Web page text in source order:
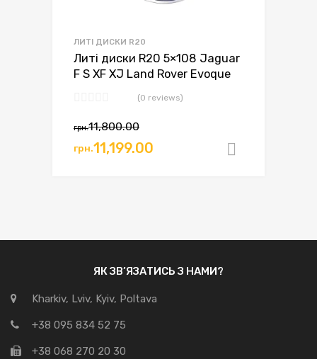
ЛИТІ ДИСКИ R20
Литі диски R20 5×108 Jaguar
F S XF XJ Land Rover Evoque
(0 reviews)
грн.11,800.00
грн.11,199.00
ЯК ЗВ’ЯЗАТИСЬ З НАМИ?
Kharkiv, Lviv, Kyiv, Poltava
+38 095 834 52 75
+38 068 270 20 30